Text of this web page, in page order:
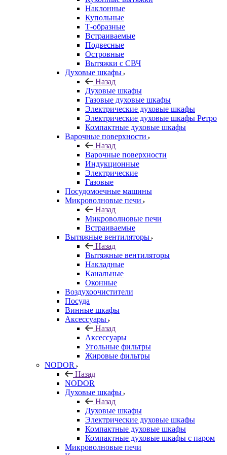
Наклонные
Купольные
Т-образные
Встраиваемые
Подвесные
Островные
Вытяжки с СВЧ
Духовые шкафы
Назад
Духовые шкафы
Газовые духовые шкафы
Электрические духовые шкафы
Электрические духовые шкафы Ретро
Компактные духовые шкафы
Варочные поверхности
Назад
Варочные поверхности
Индукционные
Электрические
Газовые
Посудомоечные машины
Микроволновые печи
Назад
Микроволновые печи
Встраиваемые
Вытяжные вентиляторы
Назад
Вытяжные вентиляторы
Накладные
Канальные
Оконные
Воздухоочистители
Посуда
Винные шкафы
Аксессуары
Назад
Аксессуары
Угольные фильтры
Жировые фильтры
NODOR
Назад
NODOR
Духовые шкафы
Назад
Духовые шкафы
Электрические духовые шкафы
Компактные духовые шкафы
Компактные духовые шкафы с паром
Микроволновые печи